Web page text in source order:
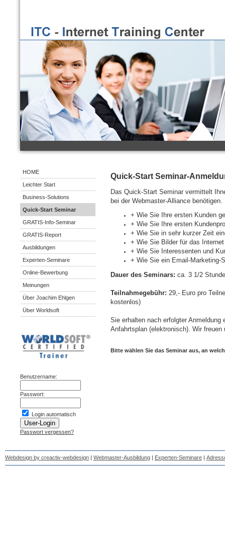
HOME
Leichter Start
Business-Solutions
Quick-Start Seminar
GRATIS-Info-Seminar
GRATIS-Report
Ausbildungen
Experten-Seminare
Online-Bewerbung
Meinungen
Über Joachim Ehlgen
Über Worldsoft
Benutzername:
Passwort:
Login automatisch
Passwort vergessen?
Quick-Start Seminar-
Das Quick-Start Seminar vermittelt
bei der Webmaster-Alliance
+ Wie Sie Ihre ersten Kunden
+ Wie Sie Ihre ersten
+ Wie Sie in sehr kurzer Zeit
+ Wie Sie Bilder für das
+ Wie Sie Interessenten und
+ Wie Sie ein Email-Marketing-
Dauer des Seminars: ca. 3 1/2
Teilnahmegebühr: 29,- Euro pro
kostenlos)
Sie erhalten nach erfolgter
Anfahrtsplan (elektronisch). Wir
Bitte wählen Sie das Seminar aus, an
Webdesign by creactiv-webdesign | Webmaster-Ausbildung | Experten-Seminare |